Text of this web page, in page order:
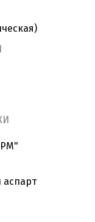
аспарт